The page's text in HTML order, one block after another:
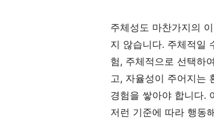
주체성도 마찬가지의
지 않습니다. 주체적일
험, 주체적으로 선택하
고, 자율성이 주어지는
경험을 쌓아야 합니다.
저런 기준에 따라 행동